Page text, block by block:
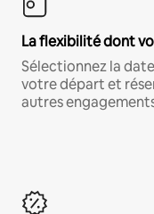
La flexibilité dont
Sélectionnez la
votre départ et
autres